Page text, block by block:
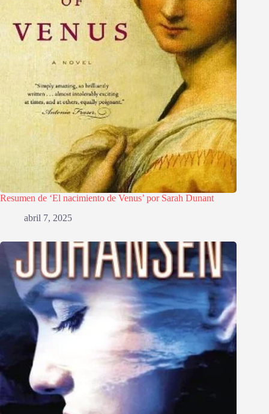
Resumen de ‘El nacimiento de Venus’ por Sarah Dunant
abril 7, 2025